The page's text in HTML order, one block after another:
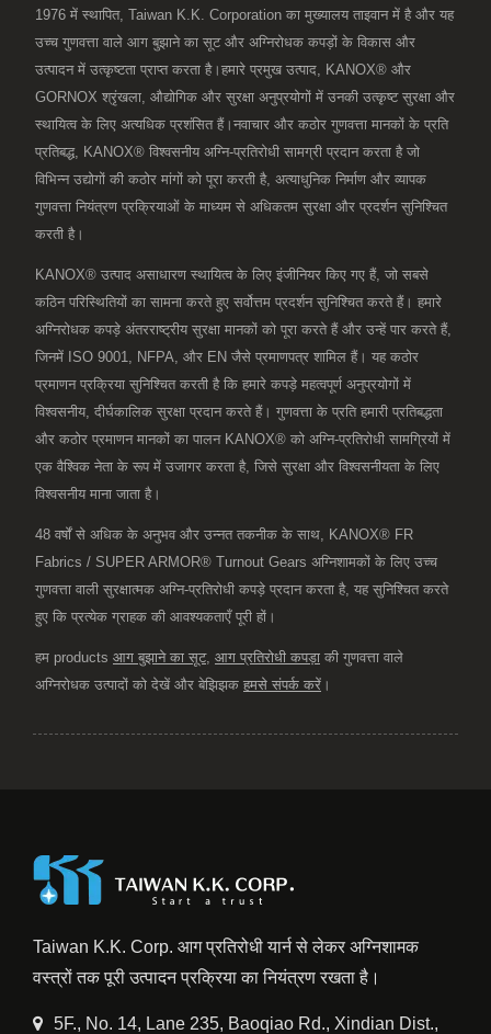
1976 में स्थापित, Taiwan K.K. Corporation का मुख्यालय ताइवान में है और यह
उच्च गुणवत्ता वाले आग बुझाने का सूट और अग्निरोधक कपड़ों के विकास और
उत्पादन में उत्कृष्टता प्राप्त करता है।हमारे प्रमुख उत्पाद, KANOX® और
GORNOX श्रृंखला, औद्योगिक और सुरक्षा अनुप्रयोगों में उनकी उत्कृष्ट सुरक्षा और
स्थायित्व के लिए अत्यधिक प्रशंसित हैं।नवाचार और कठोर गुणवत्ता मानकों के प्रति
प्रतिबद्ध, KANOX® विश्वसनीय अग्नि-प्रतिरोधी सामग्री प्रदान करता है जो
विभिन्न उद्योगों की कठोर मांगों को पूरा करती है, अत्याधुनिक निर्माण और व्यापक
गुणवत्ता नियंत्रण प्रक्रियाओं के माध्यम से अधिकतम सुरक्षा और प्रदर्शन सुनिश्चित
करती है।
KANOX® उत्पाद असाधारण स्थायित्व के लिए इंजीनियर किए गए हैं, जो सबसे
कठिन परिस्थितियों का सामना करते हुए सर्वोत्तम प्रदर्शन सुनिश्चित करते हैं। हमारे
अग्निरोधक कपड़े अंतरराष्ट्रीय सुरक्षा मानकों को पूरा करते हैं और उन्हें पार करते हैं,
जिनमें ISO 9001, NFPA, और EN जैसे प्रमाणपत्र शामिल हैं। यह कठोर
प्रमाणन प्रक्रिया सुनिश्चित करती है कि हमारे कपड़े महत्वपूर्ण अनुप्रयोगों में
विश्वसनीय, दीर्घकालिक सुरक्षा प्रदान करते हैं। गुणवत्ता के प्रति हमारी प्रतिबद्धता
और कठोर प्रमाणन मानकों का पालन KANOX® को अग्नि-प्रतिरोधी सामग्रियों में
एक वैश्विक नेता के रूप में उजागर करता है, जिसे सुरक्षा और विश्वसनीयता के लिए
विश्वसनीय माना जाता है।
48 वर्षों से अधिक के अनुभव और उन्नत तकनीक के साथ, KANOX® FR
Fabrics / SUPER ARMOR® Turnout Gears अग्निशामकों के लिए उच्च
गुणवत्ता वाली सुरक्षात्मक अग्नि-प्रतिरोधी कपड़े प्रदान करता है, यह सुनिश्चित करते
हुए कि प्रत्येक ग्राहक की आवश्यकताएँ पूरी हों।
हम products आग बुझाने का सूट, आग प्रतिरोधी कपड़ा की गुणवत्ता वाले
अग्निरोधक उत्पादों को देखें और बेझिझक हमसे संपर्क करें ।
Taiwan K.K. Corp. आग प्रतिरोधी यार्न से लेकर अग्निशामक
वस्त्रों तक पूरी उत्पादन प्रक्रिया का नियंत्रण रखता है।
5F., No. 14, Lane 235, Baoqiao Rd., Xindian Dist.,